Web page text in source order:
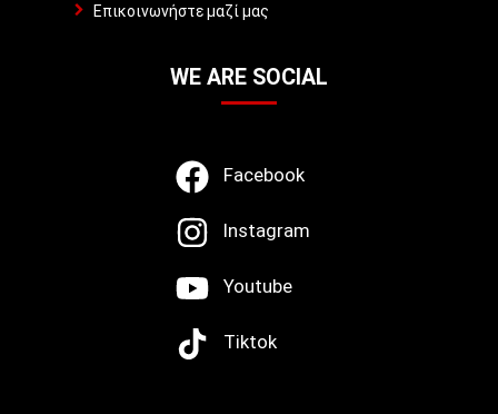
Επικοινωνήστε μαζί μας
WE ARE SOCIAL
Facebook
Instagram
Youtube
Tiktok